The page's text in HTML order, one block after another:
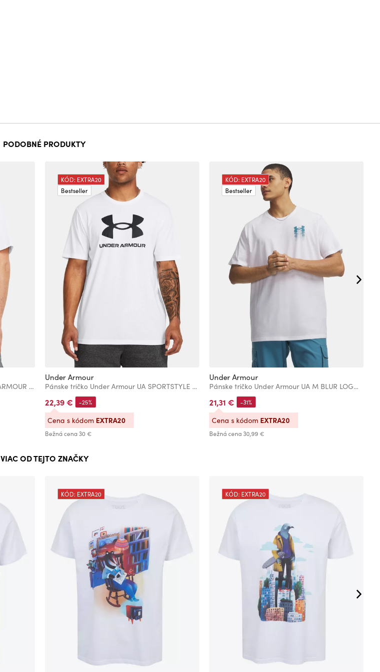
PODOBNÉ PRODUKTY
Pánske tričko Under Armour UA HW ARMOUR LABEL SS
KÓD: EXTRA20
Bestseller
Under Armour
Pánske tričko Under Armour UA SPORTSTYLE LOGO UPDATE SS
22,39 €
Bežná cena30 €
-25%
Cena s kódom EXTRA20
KÓD: EXTRA20
Bestseller
Under Armour
Pánske tričko Under Armour UA M BLUR LOGO SS
21,31 €
Bežná cena30,99 €
-31%
Cena s kódom EXTRA20
VIAC OD TEJTO ZNAČKY
KÓD: EXTRA20 KÓD: EXTRA20